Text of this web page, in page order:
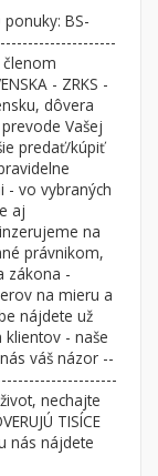
Súkromná inzercia
RK
Len s fotkou
BS-
- ZRKS -
dôvera
prevode Vašej
predať/kúpiť
- vo vybraných
aj
na
právnikom,
zákona -
na mieru a
nájdete už
klientov - naše
váš názor --
nechajte
TISÍCE
u nás nájdete